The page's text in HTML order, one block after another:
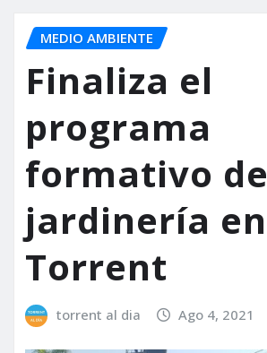
MEDIO AMBIENTE
Finaliza el
programa
formativo de
jardinería en
Torrent
torrent al dia Ago 4, 2021